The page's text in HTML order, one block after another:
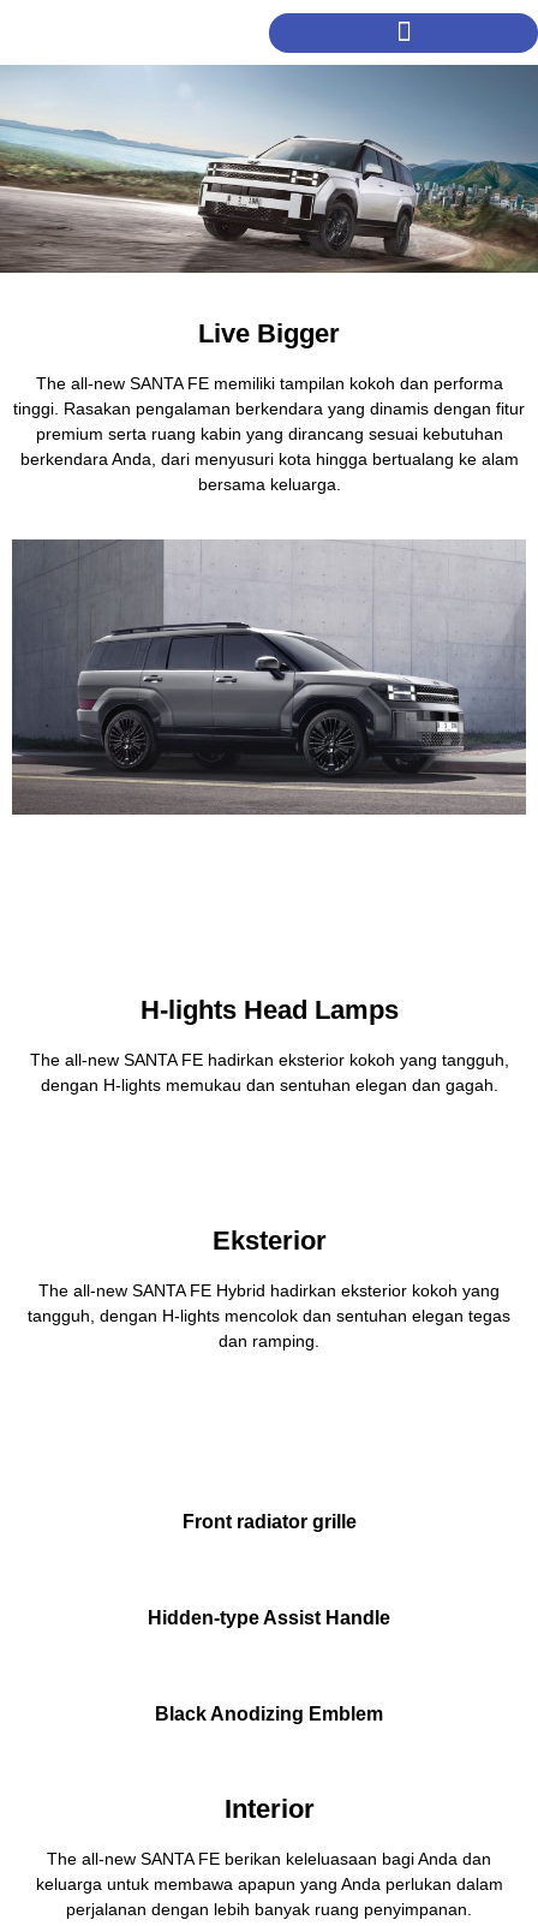
Live Bigger
The all-new SANTA FE memiliki tampilan kokoh dan performa
tinggi. Rasakan pengalaman berkendara yang dinamis dengan fitur
premium serta ruang kabin yang dirancang sesuai kebutuhan
berkendara Anda, dari menyusuri kota hingga bertualang ke alam
bersama keluarga.
H-lights Head Lamps
The all-new SANTA FE hadirkan eksterior kokoh yang tangguh,
dengan H-lights memukau dan sentuhan elegan dan gagah.
Eksterior
The all-new SANTA FE Hybrid hadirkan eksterior kokoh yang
tangguh, dengan H-lights mencolok dan sentuhan elegan tegas
dan ramping.
Front radiator grille
Hidden-type Assist Handle
Black Anodizing Emblem
Interior
The all-new SANTA FE berikan keleluasaan bagi Anda dan
keluarga untuk membawa apapun yang Anda perlukan dalam
perjalanan dengan lebih banyak ruang penyimpanan.